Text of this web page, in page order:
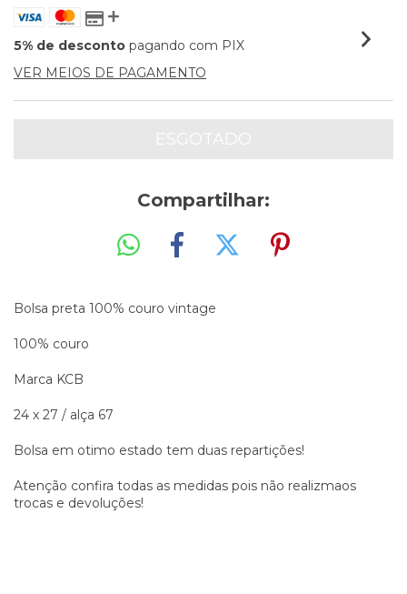
5% de desconto pagando com PIX
VER MEIOS DE PAGAMENTO
Compartilhar:
Bolsa preta 100% couro vintage
100% couro
Marca KCB
24 x 27 / alça 67
Bolsa em otimo estado tem duas repartições!
Atenção confira todas as medidas pois não realizmaos
trocas e devoluções!